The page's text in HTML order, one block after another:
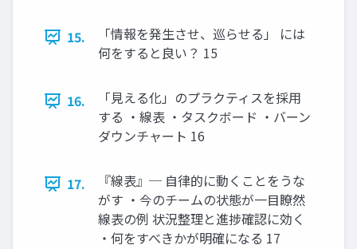
15.
「情報を発生させ、巡らせる」 には
何をすると良い？ 15
16.
「見える化」のプラクティスを採用
する ・線表 ・タスクボード ・バーン
ダウンチャート 16
17.
『線表』─ 自律的に動くことをうな
がす ・今のチームの状態が一目瞭然
線表の例 状況整理と進捗確認に効く
・何をすべきかが明確になる 17